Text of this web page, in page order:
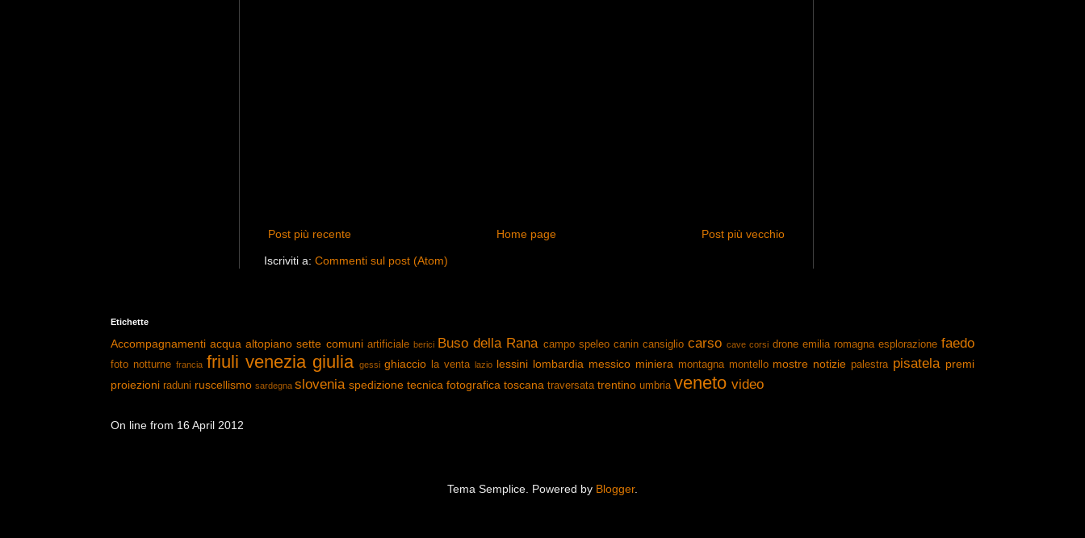
Post più recente Post più vecchio
Home page
Iscriviti a: Commenti sul post (Atom)
Etichette
Accompagnamenti acqua altopiano sette comuni artificiale berici Buso della Rana campo speleo canin cansiglio carso cave corsi drone emilia romagna esplorazione faedo
foto notturne francia friuli venezia giulia gessi ghiaccio la venta lazio lessini lombardia messico miniera montagna montello mostre notizie palestra pisatela premi
proiezioni raduni ruscellismo sardegna slovenia spedizione tecnica fotografica toscana traversata trentino umbria veneto video
On line from 16 April 2012
Tema Semplice. Powered by Blogger.